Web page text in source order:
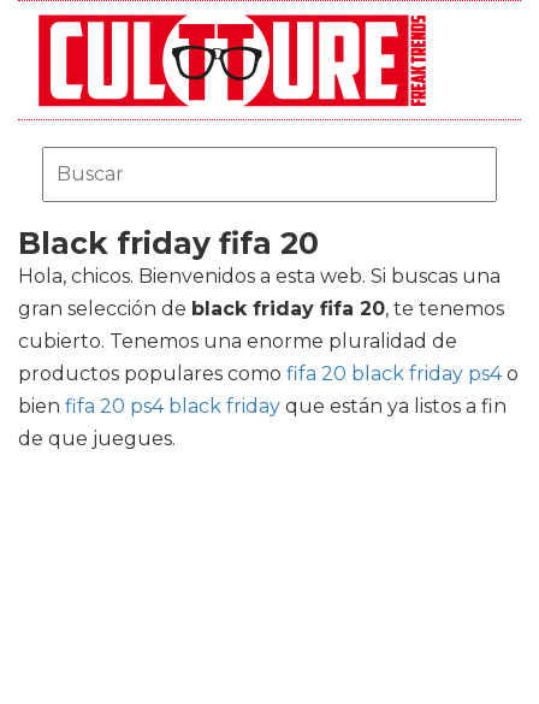
Black friday fifa 20
Hola, chicos. Bienvenidos a esta web. Si buscas una
gran selección de black friday fifa 20, te tenemos
cubierto. Tenemos una enorme pluralidad de
productos populares como fifa 20 black friday ps4o
bien fifa 20 ps4 black friday que están ya listos a fin
de que juegues.